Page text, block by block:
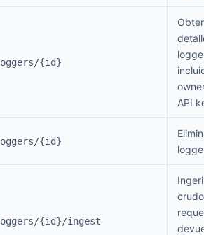
{id}
API
{id}
{id}/ingest